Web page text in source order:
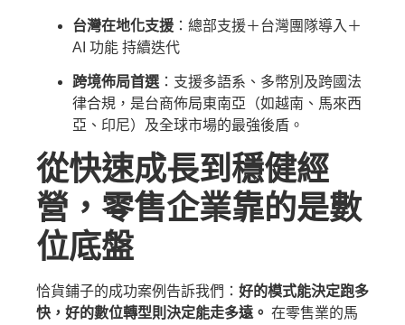
台灣在地化支援 ：總部支援＋台灣團隊導入＋
AI 功能 持續迭代
跨境佈局首選 ：支援多語系、多幣別及跨國法
律合規，是台商佈局東南亞（如越南、馬來西
亞、印尼）及全球市場的最強後盾。
從快速成長到穩健經
營，零售企業靠的是數
位底盤
恰貨鋪子的成功案例告訴我們： 好的模式能決定跑多
快，好的數位轉型則決定能走多遠。 在零售業的馬